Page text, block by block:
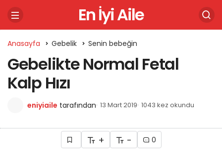
En İyi Aile
Anasayfa Gebelik Senin bebeğin
Gebelikte Normal Fetal
Kalp Hızı
eniyiaile tarafından 13 Mart 2019 1043 kez okundu
+ - 0